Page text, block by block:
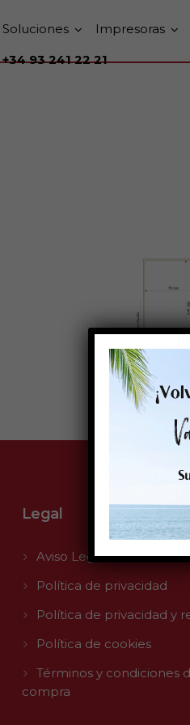
Soluciones Impresoras
+34 93 241 22 21
Legal
Aviso Legal
Política de privacidad
Política de privacidad y
Política de cookies
Términos y condiciones
compra